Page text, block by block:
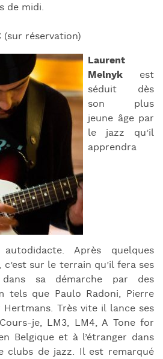
de midi.
(sur réservation)
Laurent
Melnyk est
séduit dès
son plus
jeune âge par
le jazz qu’il
apprendra
Après quelques
c’est sur le terrain qu’il fera ses
dans sa démarche par des
tels que Paulo Radoni, Pierre
Très vite il lance ses
je, LM3, LM4, A Tone for
Belgique et à l’étranger dans
clubs de jazz. Il est remarqué